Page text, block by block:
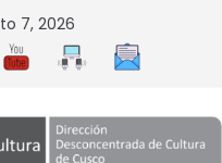
7, 2026